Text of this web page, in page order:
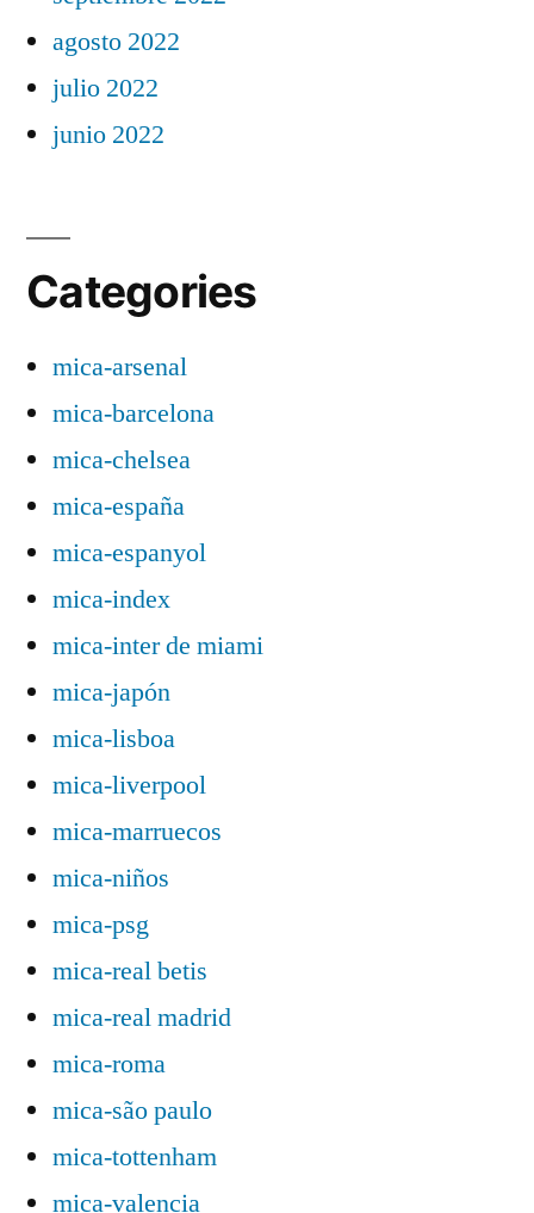
agosto 2022
julio 2022
junio 2022
Categories
mica-arsenal
mica-barcelona
mica-chelsea
mica-españa
mica-espanyol
mica-index
mica-inter de miami
mica-japón
mica-lisboa
mica-liverpool
mica-marruecos
mica-niños
mica-psg
mica-real betis
mica-real madrid
mica-roma
mica-são paulo
mica-tottenham
mica-valencia